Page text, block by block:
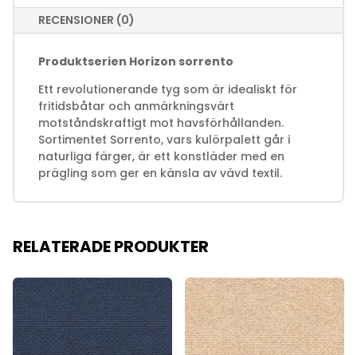
RECENSIONER (0)
Produktserien Horizon sorrento
Ett revolutionerande tyg som är idealiskt för
fritidsbåtar och anmärkningsvärt
motståndskraftigt mot havsförhållanden.
Sortimentet Sorrento, vars kulörpalett går i
naturliga färger, är ett konstläder med en
prägling som ger en känsla av vävd textil.
RELATERADE PRODUKTER